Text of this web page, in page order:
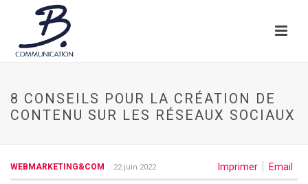
8 CONSEILS POUR LA CRÉATION DE
CONTENU SUR LES RÉSEAUX SOCIAUX
Imprimer Email
WEBMARKETING&COM 22 juin 2022